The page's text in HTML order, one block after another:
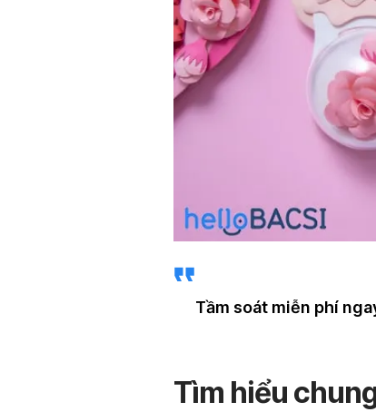
Tầm soát miễn phí
Tìm hiểu